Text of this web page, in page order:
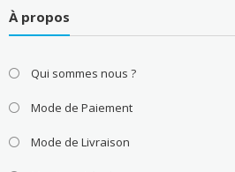
À propos
Qui sommes nous ?
Mode de Paiement
Mode de Livraison